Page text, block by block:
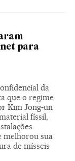
para
da
que o regime
Kim Jong-un
físsil,
melhorou sua
de mísseis